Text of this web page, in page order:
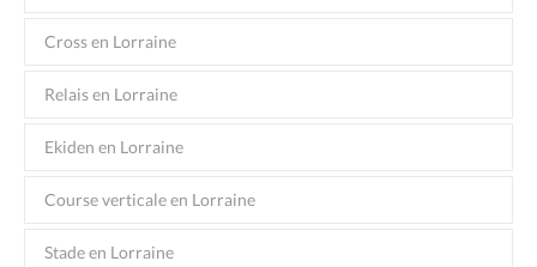
Cross en Lorraine
Relais en Lorraine
Ekiden en Lorraine
Course verticale en Lorraine
Stade en Lorraine